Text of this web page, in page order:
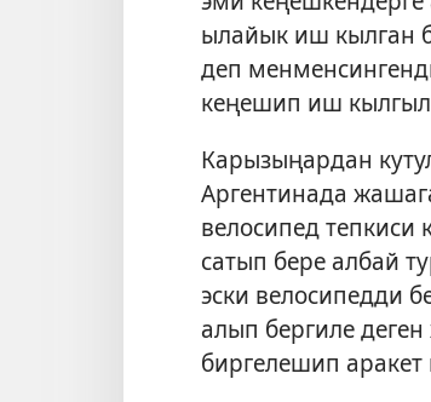
ылайык иш кылган
деп
кеңешип иш
Карызыңардан
Аргентинада
велосипед тепкиси
сатып бере албай
эски велосипедди
алып бергиле
биргелешип аракет